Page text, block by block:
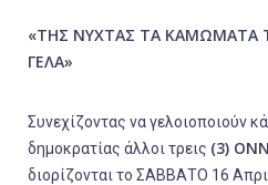
«ΤΗΣ ΝΥΧΤΑΣ ΤΑ ΚΑΜΩΜΑΤΑ
ΓΕΛΑ»
Συνεχίζοντας να γελοιοποιούν
δημοκρατίας άλλοι τρεις (3)
διορίζονται το ΣΑΒΒΑΤΟ 16